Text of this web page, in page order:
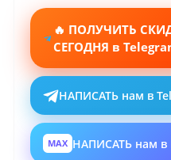
🔥 ПОЛУЧИТЬ
СЕГОДНЯ в
НАПИСАТЬ нам в
MAX НАПИСАТЬ нам в